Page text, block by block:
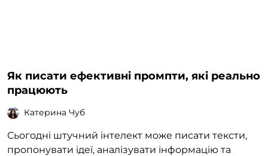
Як писати ефективні промпти, які реально
працюють
Катерина Чуб
Сьогодні штучний інтелект може писати тексти,
пропонувати ідеї, аналізувати інформацію та